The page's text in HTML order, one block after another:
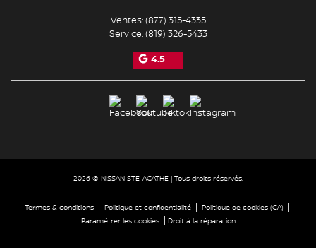
Ventes:(877) 315-4335
Service:(819) 326-5433
4.5
2026 © NISSAN STE-AGATHE| Tous droits réservés.
Termes & conditions| Politique et confidentialité| Politique de cookies (CA)
Paramétrer les cookies| Droit à la réparation